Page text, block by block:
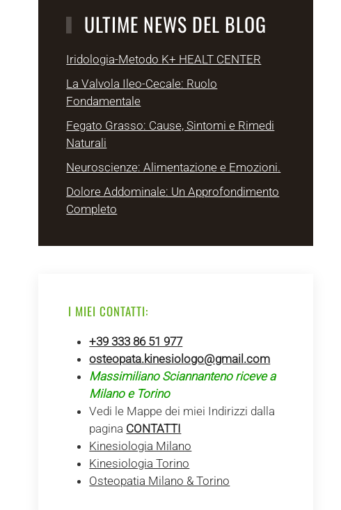
ULTIME NEWS DEL BLOG
Iridologia-Metodo K+ HEALT CENTER
La Valvola Ileo-Cecale: Ruolo
Fondamentale
Fegato Grasso: Cause, Sintomi e Rimedi
Naturali
Neuroscienze: Alimentazione e Emozioni.
Dolore Addominale: Un Approfondimento
Completo
I MIEI CONTATTI:
+39 333 86 51 977
osteopata.kinesiologo@gmail.com
Massimiliano Sciannanteno riceve a
Milano e Torino
Vedi le Mappe dei miei Indirizzi dalla
pagina CONTATTI
Kinesiologia Milano
Kinesiologia Torino
Osteopatia Milano & Torino